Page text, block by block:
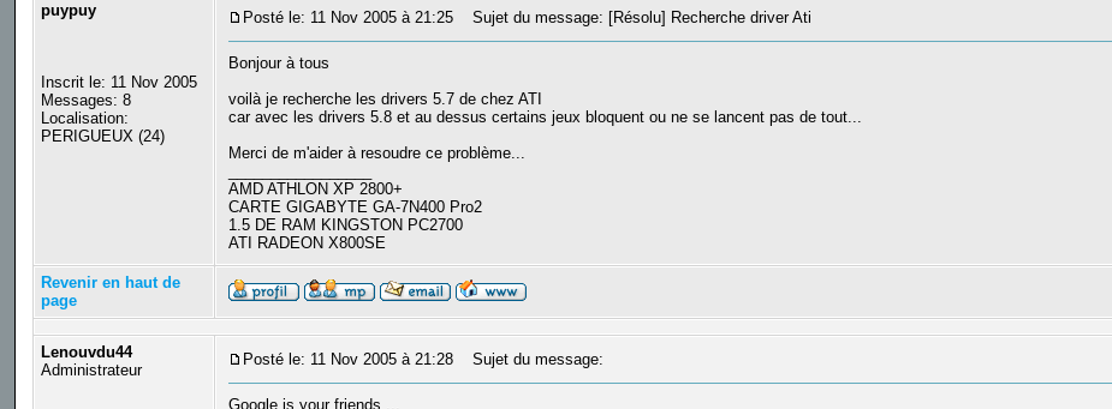
puypuy
Inscrit le: 11 Nov 2005
Messages: 8
Localisation:
PERIGUEUX (24)
Posté le: 11 Nov 2005 à 21:25 Sujet du message: [Résolu] Recherche driver Ati
Bonjour à tous
voilà je recherche les drivers 5.7 de chez ATI
car avec les drivers 5.8 et au dessus certains jeux bloquent ou ne se lancent pas de tout...
Merci de m'aider à resoudre ce problème...
AMD ATHLON XP 2800+
CARTE GIGABYTE GA-7N400 Pro2
1.5 DE RAM KINGSTON PC2700
ATI RADEON X800SE
Revenir en haut de
page
Lenouvdu44
Administrateur
Posté le: 11 Nov 2005 à 21:28 Sujet du message:
Google is your friends ...